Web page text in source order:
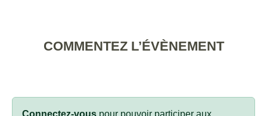
COMMENTEZ L’ÉVÈNEMENT
Connectez-vous pour pouvoir participer aux